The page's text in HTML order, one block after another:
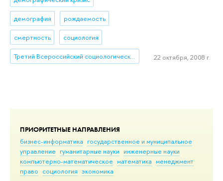
ПРИОРИТЕТНЫЕ НАПРАВЛЕНИЯ
бизнес-информатика государственное и муниципальное
управление гуманитарные науки инженерные науки
компьютерно-математическое математика менеджмент
право социология экономика
демография рождаемость
смертность социология
Третий Всероссийский социологический конгресс 22 октября, 2008 г.